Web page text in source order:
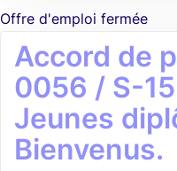
Offre d'emploi fermée
Accord de
0056 / S-
Jeunes
Bienvenus.